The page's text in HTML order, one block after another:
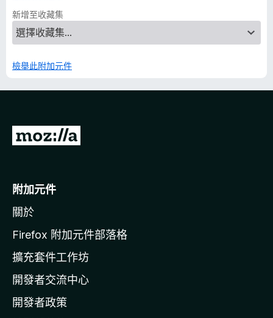
新增至收藏集
檢舉此附加元件
前
o
i
l
a
官
網
附加元件
關於
Firefox 附加元件部落格
擴充套件工作坊
開發者交流中心
開發者政策